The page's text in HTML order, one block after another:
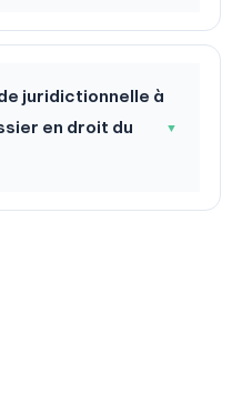
juridictionnelle à
en droit du
▼